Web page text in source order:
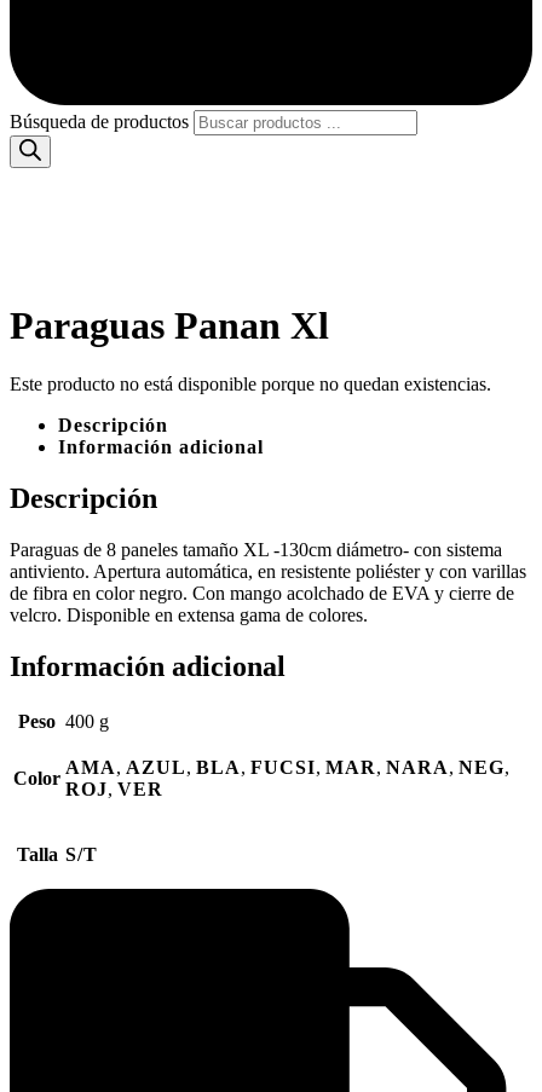
Búsqueda de productos
Paraguas Panan Xl
Este producto no está disponible porque no quedan existencias.
Descripción
Información adicional
Descripción
Paraguas de 8 paneles tamaño XL -130cm diámetro- con sistema
antiviento. Apertura automática, en resistente poliéster y con varillas
de fibra en color negro. Con mango acolchado de EVA y cierre de
velcro. Disponible en extensa gama de colores.
Información adicional
Peso 400 g
Color
AMA, AZUL, BLA, FUCSI, MAR, NARA, NEG,
ROJ, VER
Talla S/T